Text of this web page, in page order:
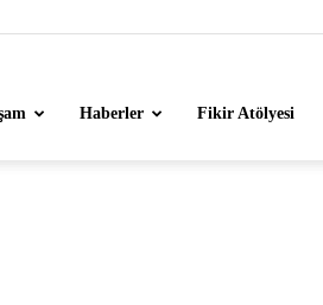
Haberler Fikir Atölyesi